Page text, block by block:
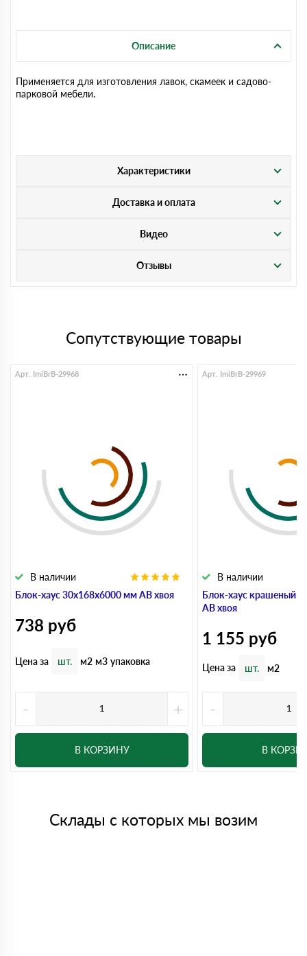
Описание
Применяется для изготовления лавок, скамеек и садово-
парковой мебели.
Характеристики
Доставка и оплата
Видео
Отзывы
Сопутствующие товары
Блок-хаус 30x168x6000 мм АВ хвоя
В наличии
Арт. ImiBrB-29968
738 руб
Цена за шт. м2 м3 упаковка
- +
В КОРЗИНУ
Блок-хаус крашеный
АВ хвоя
В наличии
Арт. ImiBrB-29969
1 155 руб
Цена за шт. м2
-
В
Склады с которых мы возим